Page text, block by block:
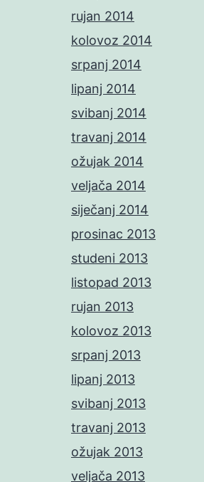
rujan 2014
kolovoz 2014
srpanj 2014
lipanj 2014
svibanj 2014
travanj 2014
ožujak 2014
veljača 2014
siječanj 2014
prosinac 2013
studeni 2013
listopad 2013
rujan 2013
kolovoz 2013
srpanj 2013
lipanj 2013
svibanj 2013
travanj 2013
ožujak 2013
veljača 2013